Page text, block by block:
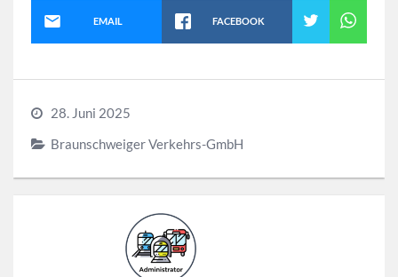
EMAIL FACEBOOK
28. Juni 2025
Braunschweiger Verkehrs-GmbH